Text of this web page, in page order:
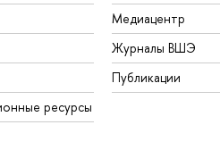
ресурсы
Медиацентр
Журналы ВШЭ
Публикации